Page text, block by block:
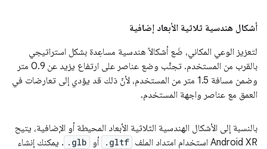
أشكال هندسية ثلاثية الأبعاد إضافية
لتعزيز الوعي المكاني، ضَع أشكالاً هندسية مساعِدة بشكل استراتيجي
بالقرب من المستخدم. تجنَّب وضع عناصر على ارتفاع يزيد عن 0.9 متر
وضمن مسافة 1.5 متر من المستخدم، لأنّ ذلك قد يؤدي إلى تعارضات في
العمق مع عناصر واجهة المستخدم.
بالنسبة إلى الأشكال الهندسية الثلاثية الأبعاد المحيطة أو الإضافية، يتيح
Android XR استخدام امتداد الملف
.gltf أو .glb . يمكنك إنشاء